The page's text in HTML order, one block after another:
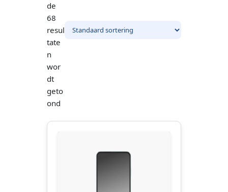
de
68
resul
tate
n
wor
dt
geto
ond